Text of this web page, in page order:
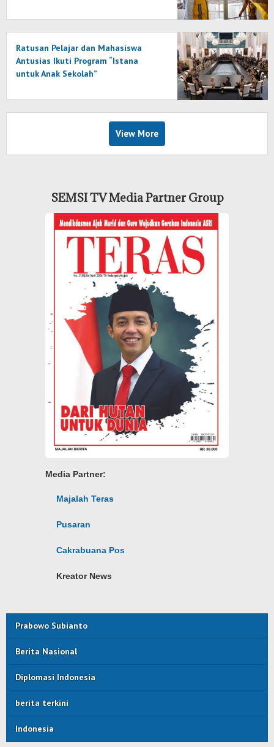
Ratusan Pelajar dan Mahasiswa
Antusias Ikuti Program “Istana
untuk Anak Sekolah”
View More
SEMSI TV Media Partner Group
Media Partner:
Majalah Teras
Pusaran
Cakrabuana Pos
Kreator News
Prabowo Subianto
Berita Nasional
Diplomasi Indonesia
berita terkini
Indonesia